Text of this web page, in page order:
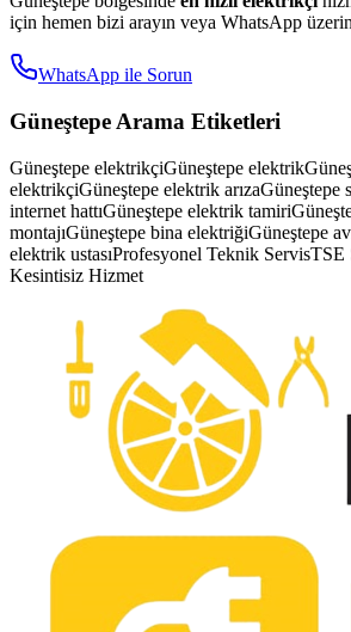
için hemen bizi arayın veya WhatsApp
WhatsApp ile Sorun
Güneştepe Arama Etiketleri
Güneştepe elektrikçiGüneştepe elektrik
elektrikçiGüneştepe elektrik arızaGüneştepe
internet hattıGüneştepe elektrik tamiri
montajıGüneştepe bina elektriğiGüneştepe
elektrik ustasıProfesyonel Teknik ServisTSE
Kesintisiz Hizmet